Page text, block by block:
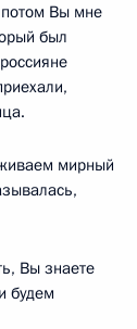
потом Вы мне
был
мирный
Вы знаете
будем